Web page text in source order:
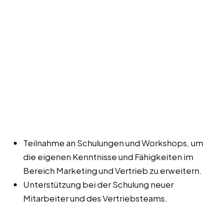
Teilnahme an Schulungen und Workshops, um
die eigenen Kenntnisse und Fähigkeiten im
Bereich Marketing und Vertrieb zu erweitern.
Unterstützung bei der Schulung neuer
Mitarbeiter und des Vertriebsteams.